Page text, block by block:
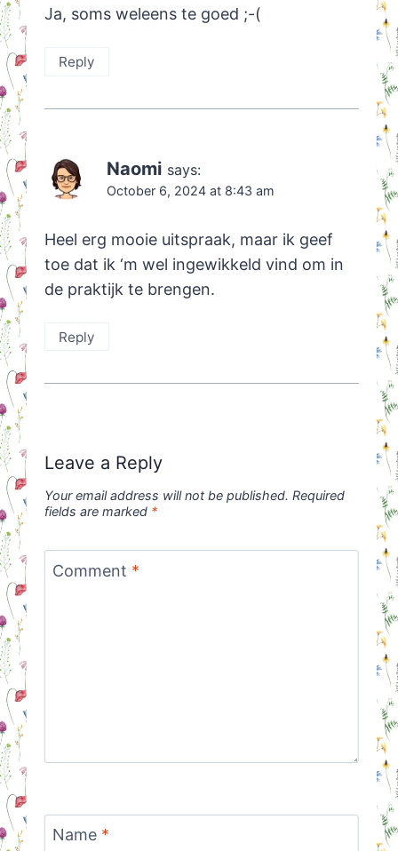
Ja, soms weleens te goed ;-(
Reply
Naomi says:
October 6, 2024 at 8:43 am
Heel erg mooie uitspraak, maar ik geef
toe dat ik ‘m wel ingewikkeld vind om in
de praktijk te brengen.
Reply
Leave a Reply
Your email address will not be published. Required
fields are marked *
Comment *
Name *